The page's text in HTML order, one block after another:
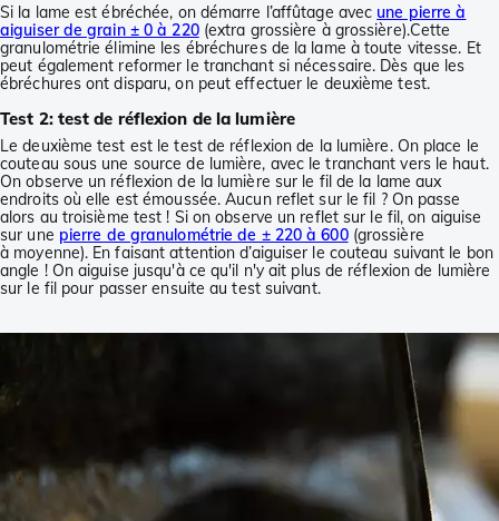
Si la lame est ébréchée, on démarre l’affûtage avec une pierre à
aiguiser de grain ± 0 à 220(extra grossière à grossière).Cette
granulométrie élimine les ébréchures de la lame à toute vitesse. Et
peut également reformer le tranchant si nécessaire. Dès que les
ébréchures ont disparu, on peut effectuer le deuxième test.
Test 2: test de réflexion de la lumière
Le deuxième test est le test de réflexion de la lumière. On place le
couteau sous une source de lumière, avec le tranchant vers le haut.
On observe un réflexion de la lumière sur le fil de la lame aux
endroits où elle est émoussée. Aucun reflet sur le fil ? On passe
alors au troisième test ! Si on observe un reflet sur le fil, on aiguise
sur une pierre de granulométrie de ± 220 à 600(grossière
à moyenne). En faisant attention d’aiguiser le couteau suivant le bon
angle ! On aiguise jusqu'à ce qu'il n'y ait plus de réflexion de lumière
sur le fil pour passer ensuite au test suivant.